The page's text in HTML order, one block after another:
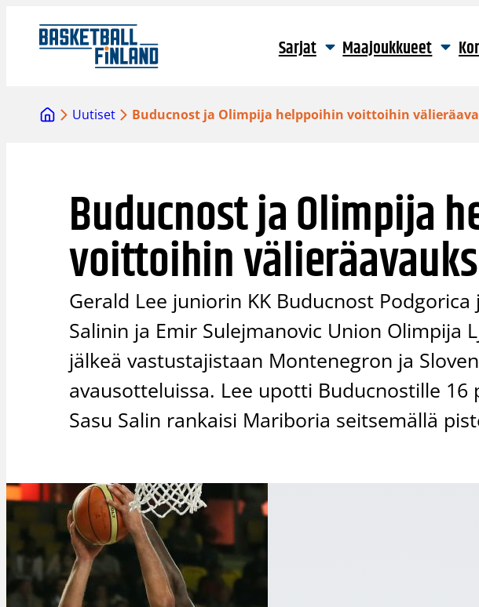
sisältöön
Sarjat Maajoukkueet
Uutiset Buducnost ja Olimpija helppoihin voittoihin
Buducnost ja Olimpija
voittoihin
Gerald Lee juniorin KK Buducnost Podgorica
Salinin ja Emir Sulejmanovic Union Olimpija
jälkeä vastustajistaan Montenegron ja
avausotteluissa. Lee upotti Buducnostille 16
Sasu Salin rankaisi Mariboria seitsemällä